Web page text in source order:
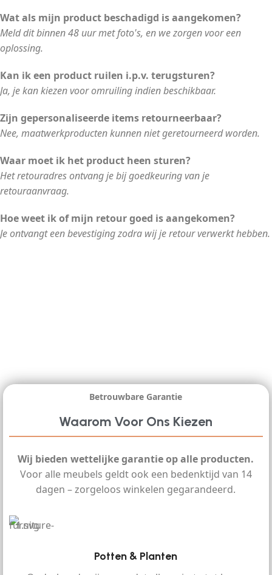
Wat als mijn product beschadigd is aangekomen?
Meld dit binnen 48 uur met foto's, en we zorgen voor een
oplossing.
Kan ik een product ruilen i.p.v. terugsturen?
Ja, je kan kiezen voor omruiling indien beschikbaar.
Zijn gepersonaliseerde items retourneerbaar?
Nee, maatwerkproducten kunnen niet geretourneerd worden.
Waar moet ik het product heen sturen?
Het retouradres ontvang je bij goedkeuring van je
retouraanvraag.
Hoe weet ik of mijn retour goed is aangekomen?
Je ontvangt een bevestiging zodra wij je retour verwerkt hebben.
Betrouwbare Garantie
Waarom Voor Ons Kiezen
Wij bieden wettelijke garantie op alle producten.
Voor alle meubels geldt ook een bedenktijd van 14
dagen – zorgeloos winkelen gegarandeerd.
Potten & Planten